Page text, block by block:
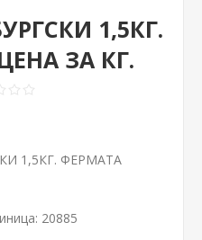
1,5КГ.
ЗА КГ.
1,5КГ. ФЕРМАТА
20885